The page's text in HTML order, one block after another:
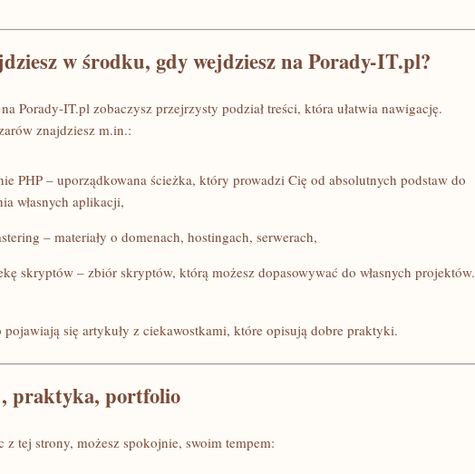
w środku, gdy wejdziesz na Porady-IT.pl?
Porady-IT.pl zobaczysz przejrzysty podział treści, która ułatwia nawigację.
znajdziesz m.in.:
PHP – uporządkowana ścieżka, który prowadzi Cię od absolutnych podstaw do
własnych aplikacji,
– materiały o domenach, hostingach, serwerach,
skryptów – zbiór skryptów, którą możesz dopasowywać do własnych projektów.
pojawiają się artykuły z ciekawostkami, które opisują dobre praktyki.
praktyka, portfolio
z tej strony, możesz spokojnie, swoim tempem: